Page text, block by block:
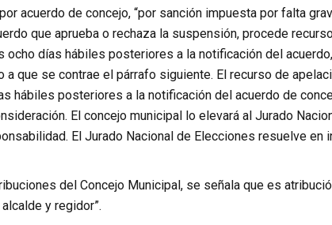
acuerdo de concejo, “por sanción impuesta por falta
que aprueba o rechaza la suspensión, procede
ocho días hábiles posteriores a la notificación del
a que se contrae el párrafo siguiente. El recurso de
hábiles posteriores a la notificación del acuerdo de
El concejo municipal lo elevará al Jurado
El Jurado Nacional de Elecciones resuelve en
del Concejo Municipal, se señala que es
y regidor”.